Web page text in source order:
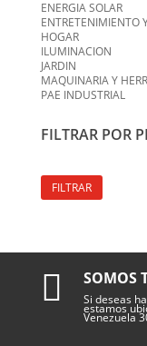
ENERGIA SOLAR
ENTRETENIMIENTO
HOGAR
ILUMINACION
JARDIN
MAQUINARIA Y
PAE INDUSTRIAL
FILTRAR POR
FILTRAR
 SOMOS
Si deseas
estamos
Venezuela